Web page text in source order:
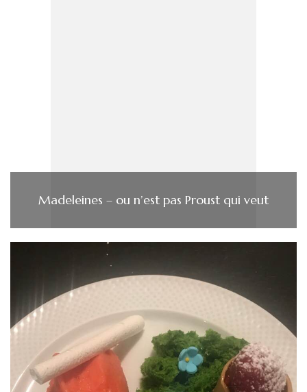
Madeleines – ou n’est pas Proust qui veut